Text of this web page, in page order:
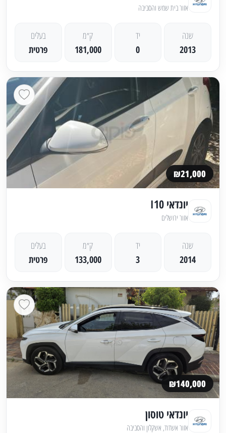
אזור בית שמש והסביבה
שנה
2013
יד
0
ק״מ
181,000
בעלים
פרטית
₪21,000
יונדאי I10
אזור ירושלים
שנה
2014
יד
3
ק״מ
133,000
בעלים
פרטית
₪140,000
יונדאי טוסון
אזור אשדוד, אשקלון והסביבה